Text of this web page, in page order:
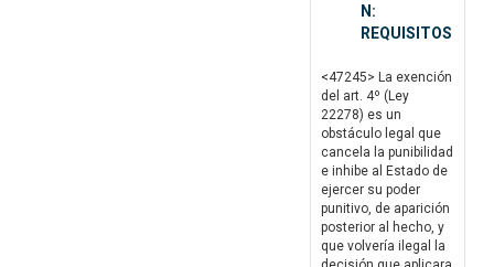
N:
REQUISITOS
<47245> La exención
del art. 4º (Ley
22278) es un
obstáculo legal que
cancela la punibilidad
e inhibe al Estado de
ejercer su poder
punitivo, de aparición
posterior al hecho, y
que volvería ilegal la